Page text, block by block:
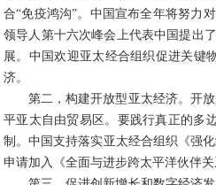
合“免疫鸿沟”。中国宣布全年将努力
领导人第十六次峰会上代表中国提出
展。中国欢迎亚太经合组织促进关键
济。
第二，构建开放型亚太经济。开
平亚太自由贸易区。要践行真正的多
制。中国支持落实亚太经合组织《强
申请加入《全面与进步跨太平洋伙伴关